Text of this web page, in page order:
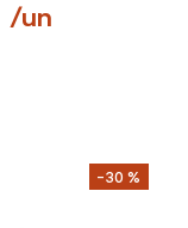
/un
-30 %